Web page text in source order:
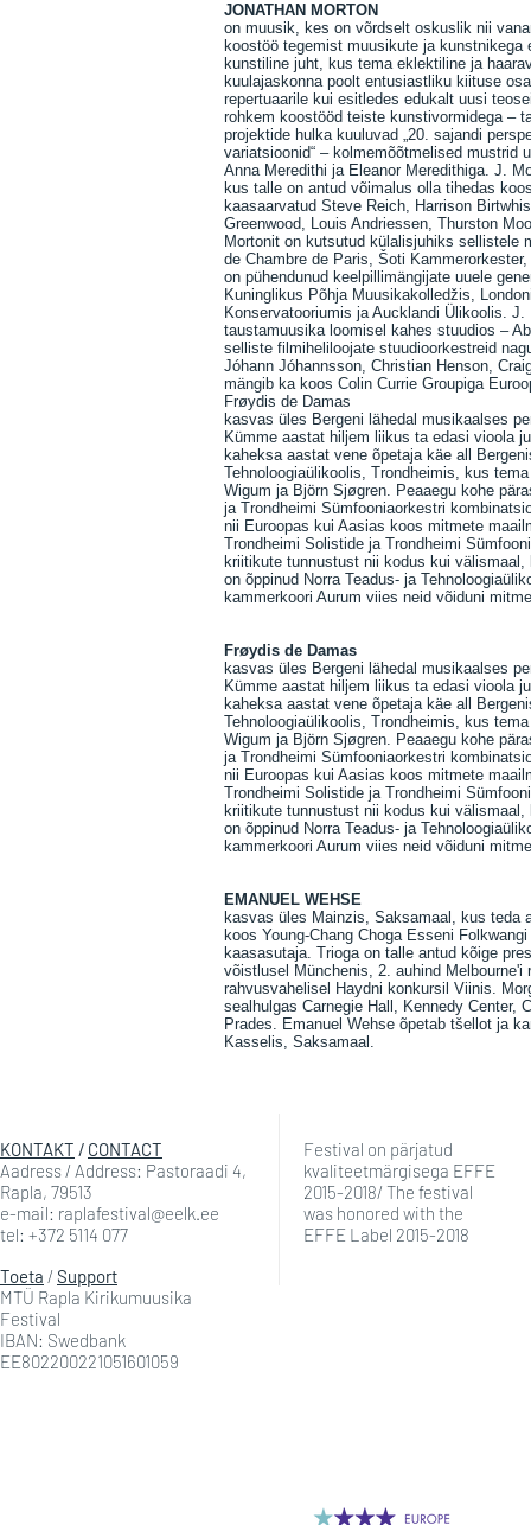
JONATHAN MORTON
on muusik, kes on võrdselt oskuslik nii
koostöö tegemist muusikute ja kunstnikega
kunstiline juht, kus tema eklektiline ja
kuulajaskonna poolt entusiastliku kiituse
repertuaarile kui esitledes edukalt uusi
rohkem koostööd teiste kunstivormidega –
projektide hulka kuuluvad „20. sajandi
variatsioonid“ – kolmemõõtmelised mustrid
Anna Meredithi ja Eleanor Meredithiga. J.
kus talle on antud võimalus olla tihedas
kaasaarvatud Steve Reich, Harrison
Greenwood, Louis Andriessen, Thurston
Mortonit on kutsutud külalisjuhiks sellistele
de Chambre de Paris, Šoti
on pühendunud keelpillimängijate uuele
Kuninglikus Põhja Muusikakolledžis,
Konservatooriumis ja Aucklandi Ülikoolis.
taustamuusika loomisel kahes stuudios –
selliste filmiheliloojate stuudioorkestreid
Jóhann Jóhannsson, Christian Henson,
mängib ka koos Colin Currie Groupiga
Frøydis de Damas
kasvas üles Bergeni lähedal musikaalses
Kümme aastat hiljem liikus ta edasi vioola
kaheksa aastat vene õpetaja käe all
Tehnoloogiaülikoolis, Trondheimis, kus
Wigum ja Björn Sjøgren. Peaaegu kohe
ja Trondheimi Sümfooniaorkestri
nii Euroopas kui Aasias koos mitmete
Trondheimi Solistide ja Trondheimi
kriitikute tunnustust nii kodus kui
on õppinud Norra Teadus- ja
kammerkoori Aurum viies neid võiduni
Frøydis de Damas
kasvas üles Bergeni lähedal musikaalses
Kümme aastat hiljem liikus ta edasi vioola
kaheksa aastat vene õpetaja käe all
Tehnoloogiaülikoolis, Trondheimis, kus
Wigum ja Björn Sjøgren. Peaaegu kohe
ja Trondheimi Sümfooniaorkestri
nii Euroopas kui Aasias koos mitmete
Trondheimi Solistide ja Trondheimi
kriitikute tunnustust nii kodus kui
on õppinud Norra Teadus- ja
kammerkoori Aurum viies neid võiduni
EMANUEL WEHSE
kasvas üles Mainzis, Saksamaal, kus teda
koos Young-Chang Choga Esseni
kaasasutaja. Trioga on talle antud kõige
võistlusel Münchenis, 2. auhind
rahvusvahelisel Haydni konkursil Viinis.
sealhulgas Carnegie Hall, Kennedy Center,
Prades. Emanuel Wehse õpetab tšellot ja
Kasselis, Saksamaal.
KONTAKT / CONTACT
Aadress / Address: Pastoraadi 4,
Rapla, 79513
e-mail: raplafestival@eelk.ee
tel: +372 5114 077
Toeta / Support
MTÜ Rapla Kirikumuusika
Festival
IBAN: Swedbank
EE802200221051601059
Festival on pärjatud
kvaliteetmärgisega EFFE
2015-2018/ The festival
was honored with the
EFFE Label 2015-2018